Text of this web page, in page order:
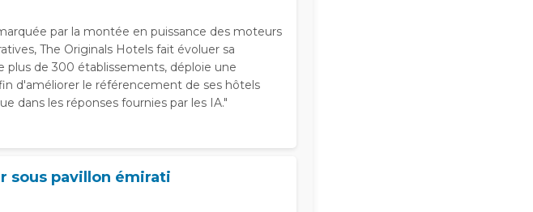
par la montée en puissance des moteurs
The Originals Hotels fait évoluer sa
plus de 300 établissements, déploie une
d'améliorer le référencement de ses hôtels
dans les réponses fournies par les IA."
sous pavillon émirati